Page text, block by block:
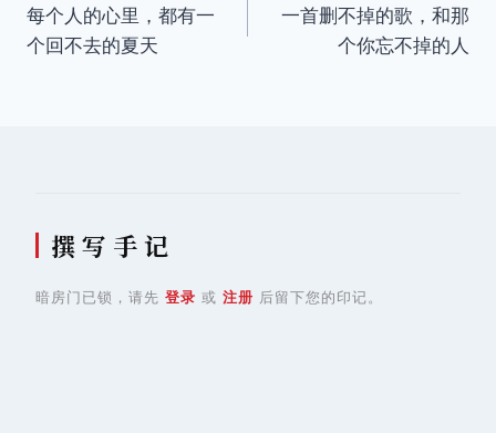
章
每个人的心里，都有一
个回不去的夏天
一首删不掉的歌，和那
个你忘不掉的人
撰 写 手 记
暗房门已锁，请先 登录 或 注册 后留下您的印记。